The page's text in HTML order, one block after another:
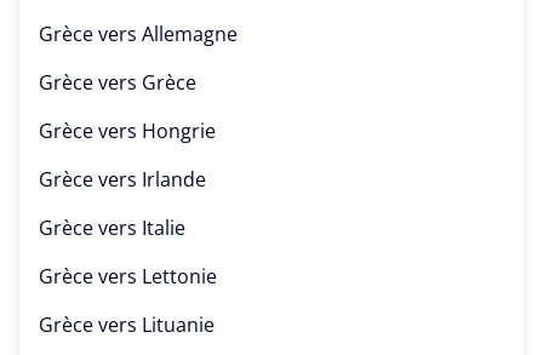
Grèce vers Allemagne
Grèce vers Grèce
Grèce vers Hongrie
Grèce vers Irlande
Grèce vers Italie
Grèce vers Lettonie
Grèce vers Lituanie